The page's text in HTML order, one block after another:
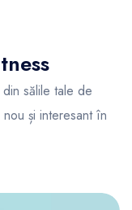
din sălile tale de
și interesant în